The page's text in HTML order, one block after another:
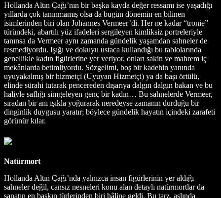
Hollanda Altın Çağı’nın bir başka kayda değer ressamı ise yaşadığı
yıllarda çok tanınmamış olsa da bugün dönemin en bilinen
isimlerinden biri olan Johannes Vermeer’di. Her ne kadar “tronie”
türündeki, abartılı yüz ifadeleri sergileyen kimliksiz portreleriyle
tanınsa da Vermeer aynı zamanda gündelik yaşamdan sahneler de
resmediyordu. Işığı ve dokuyu ustaca kullandığı bu tablolarında
genellikle kadın figürlerine yer veriyor, onları sakin ve mahrem iç
mekânlarda betimliyordu. Sözgelimi, boş bir kadehin yanında
uyuyakalmış bir hizmetçi (Uyuyan Hizmetçi) ya da başı örtülü,
elinde sürahi tutarak pencereden dışarıya dalgın dalgın bakan ve bu
haliyle saflığı simgeleyen genç bir kadın… Bu sahnelerde Vermeer,
sıradan bir anı ışıkla yoğurarak neredeyse zamanın durduğu bir
dinginlik duygusu yaratır; böylece gündelik hayatın içindeki zarafeti
görünür kılar.
Natürmort
Hollanda Altın Çağı’nda yalnızca insan figürlerinin yer aldığı
sahneler değil, cansız nesneleri konu alan detaylı natürmortlar da
sanatın en baskın türlerinden biri hâline geldi. Bu tarz, aslında